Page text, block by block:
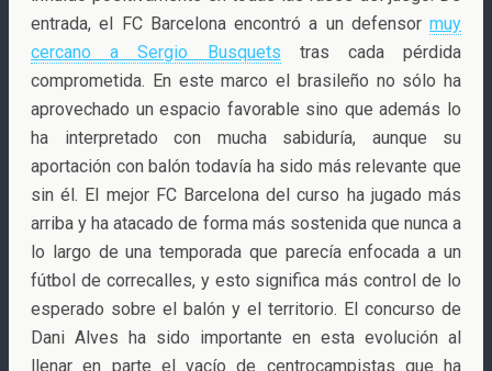
entrada, el FC Barcelona encontró a un defensor muy
cercano a Sergio Busquets tras cada pérdida
comprometida. En este marco el brasileño no sólo ha
aprovechado un espacio favorable sino que además lo
ha interpretado con mucha sabiduría, aunque su
aportación con balón todavía ha sido más relevante que
sin él. El mejor FC Barcelona del curso ha jugado más
arriba y ha atacado de forma más sostenida que nunca a
lo largo de una temporada que parecía enfocada a un
fútbol de correcalles, y esto significa más control de lo
esperado sobre el balón y el territorio. El concurso de
Dani Alves ha sido importante en esta evolución al
llenar en parte el vacío de centrocampistas que ha